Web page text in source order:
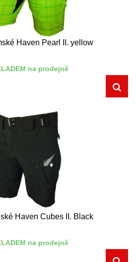
Haven Pearl II. yellow
na prodejně
Haven Cubes II. Black
na prodejně